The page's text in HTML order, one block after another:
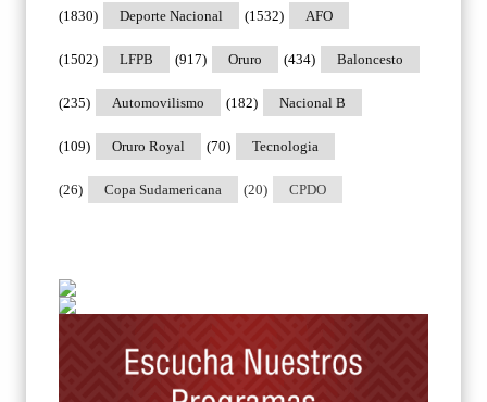
Deporte Nacional
(1830) AFO
(1532)
LFPB
(1502) Oruro
(917) Baloncesto
(434)
Automovilismo
(235) Nacional B
(182)
Oruro Royal
(109) Tecnologia
(70)
Copa Sudamericana
(26) CPDO
(20)